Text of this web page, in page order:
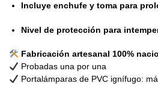
Incluye enchufe y toma para
Nivel de protección para
Fabricación artesanal 100%
Probadas una por una
Portalámparas de PVC ignífugo: